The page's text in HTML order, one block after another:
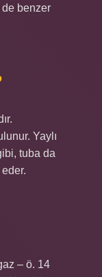
benzer
Yaylı
tuba da
– ö. 14